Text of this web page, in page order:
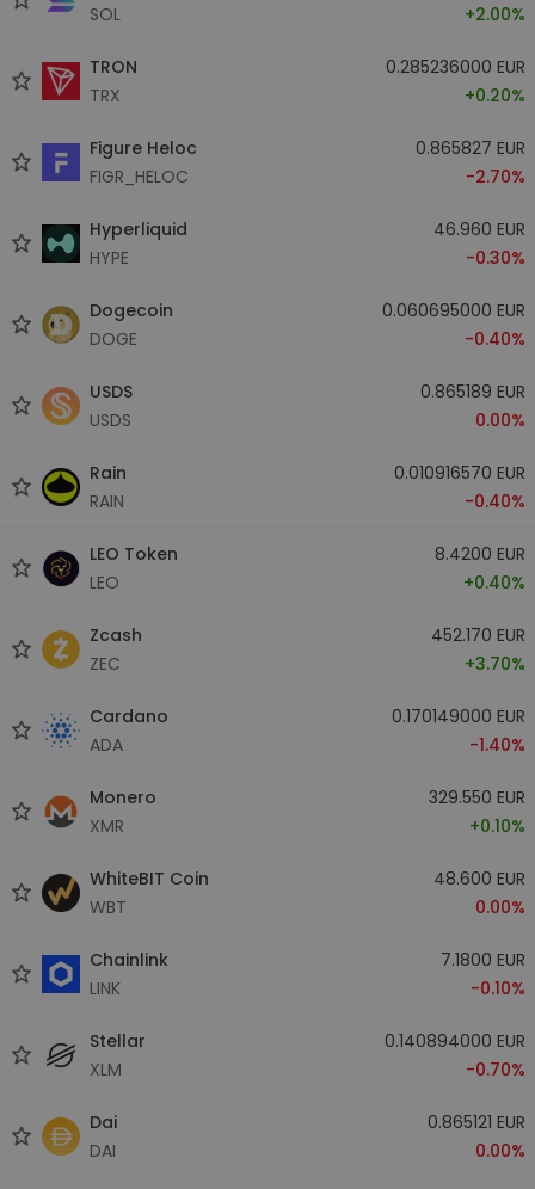
SOL
+2.00%
TRON
TRX
0.285236000 EUR
+0.20%
Figure Heloc
FIGR_HELOC
0.865827 EUR
-2.70%
Hyperliquid
HYPE
46.960 EUR
-0.30%
Dogecoin
DOGE
0.060695000 EUR
-0.40%
USDS
USDS
0.865189 EUR
0.00%
Rain
RAIN
0.010916570 EUR
-0.40%
LEO Token
LEO
8.4200 EUR
+0.40%
Zcash
ZEC
452.170 EUR
+3.70%
Cardano
ADA
0.170149000 EUR
-1.40%
Monero
XMR
329.550 EUR
+0.10%
WhiteBIT Coin
WBT
48.600 EUR
0.00%
Chainlink
LINK
7.1800 EUR
-0.10%
Stellar
XLM
0.140894000 EUR
-0.70%
Dai
DAI
0.865121 EUR
0.00%